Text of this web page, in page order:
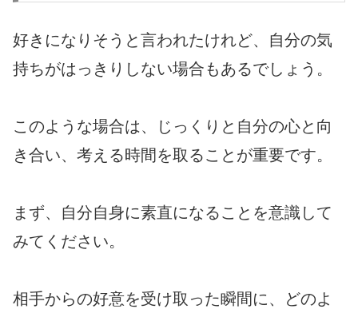
好きになりそうと言われたけれど、自分の気
持ちがはっきりしない場合もあるでしょう。
このような場合は、じっくりと自分の心と向
き合い、考える時間を取ることが重要です。
まず、自分自身に素直になることを意識して
みてください。
相手からの好意を受け取った瞬間に、どのよ